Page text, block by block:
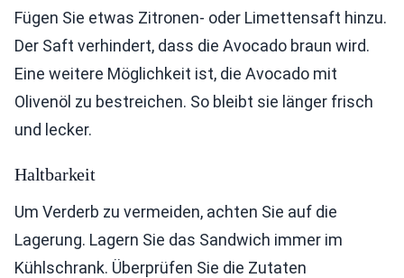
Fügen Sie etwas Zitronen- oder Limettensaft hinzu.
Der Saft verhindert, dass die Avocado braun wird.
Eine weitere Möglichkeit ist, die Avocado mit
Olivenöl zu bestreichen. So bleibt sie länger frisch
und lecker.
Haltbarkeit
Um Verderb zu vermeiden, achten Sie auf die
Lagerung. Lagern Sie das Sandwich immer im
Kühlschrank. Überprüfen Sie die Zutaten